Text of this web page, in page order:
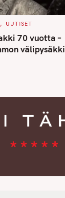
UUTISET
70 vuotta –
välipysäkki